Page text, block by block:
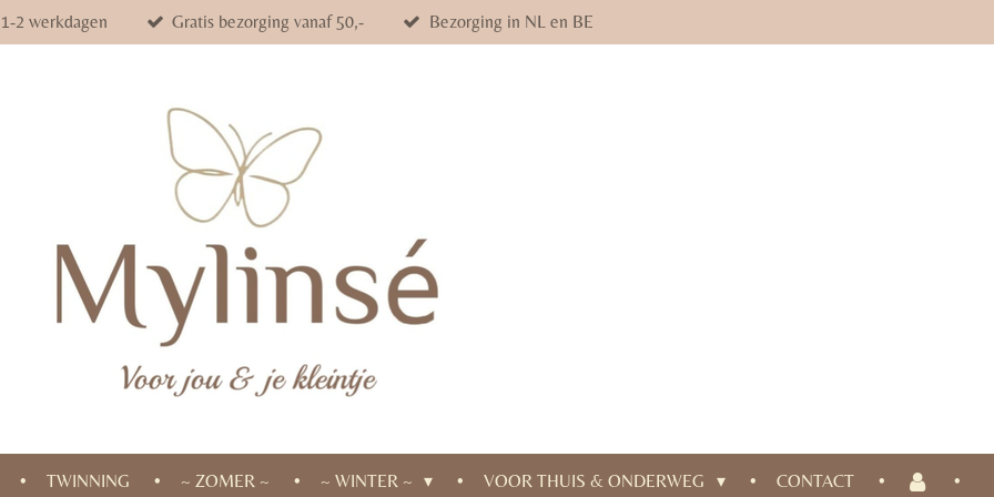
2 werkdagen Gratis bezorging vanaf 50,- Bezorging in NL en BE
TWINNING ~ ZOMER ~ ~ WINTER ~ VOOR THUIS & ONDERWEG CONTACT